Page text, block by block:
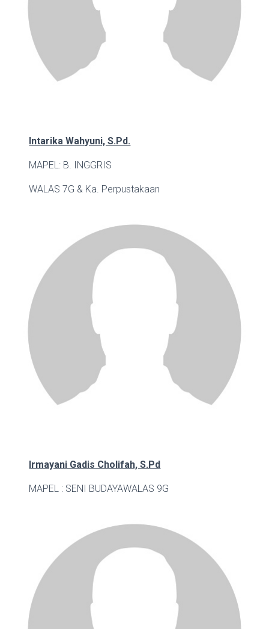
Intarika Wahyuni, S.Pd.
MAPEL: B. INGGRIS
WALAS 7G & Ka. Perpustakaan
Irmayani Gadis Cholifah, S.Pd
MAPEL : SENI BUDAYAWALAS 9G